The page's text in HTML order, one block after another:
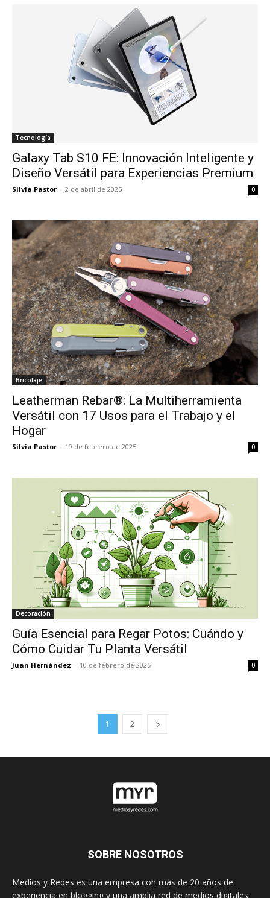
Tecnología
Galaxy Tab S10 FE: Innovación Inteligente y
Diseño Versátil para Experiencias Premium
Silvia Pastor - 2 de abril de 2025 0
Bricolaje
Leatherman Rebar®: La Multiherramienta
Versátil con 17 Usos para el Trabajo y el
Hogar
Silvia Pastor - 19 de febrero de 2025 0
Decoración
Guía Esencial para Regar Potos: Cuándo y
Cómo Cuidar Tu Planta Versátil
Juan Hernández - 10 de febrero de 2025 0
1 2
SOBRE NOSOTROS
Medios y Redes es una empresa con más de 20 años de
experiencia en blogging y una amplia red de medios digitales